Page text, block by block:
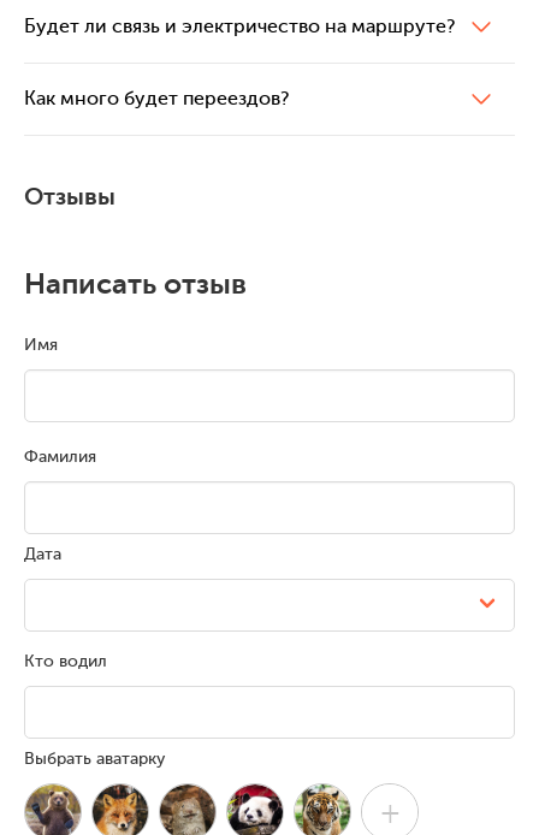
Будет ли связь и электричество на маршруте?
Как много будет переездов?
Отзывы
Написать отзыв
Имя
Фамилия
Дата
Кто водил
Выбрать аватарку
+